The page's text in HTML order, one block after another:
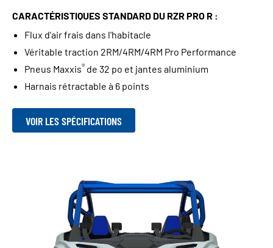
CARACTÉRISTIQUES STANDARD DU RZR PRO R :
Flux d'air frais dans l'habitacle
Véritable traction 2RM/4RM/4RM Pro Performance
Pneus Maxxis® de 32 po et jantes aluminium
Harnais rétractable à 6 points
VOIR LES SPÉCIFICATIONS